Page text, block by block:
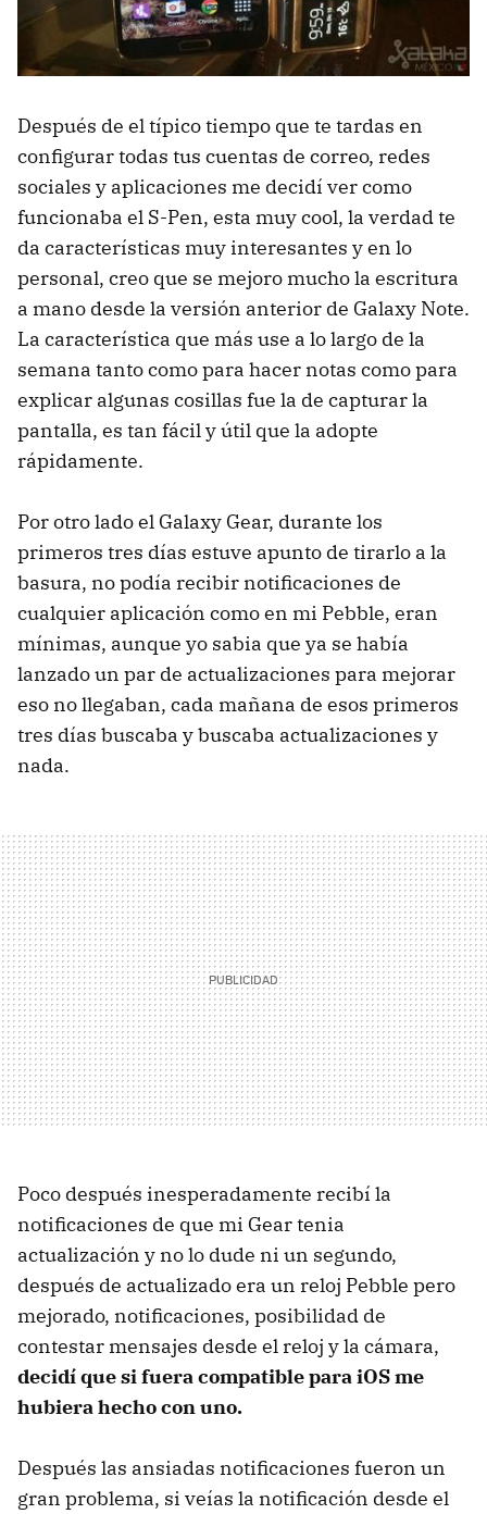
Después de el típico tiempo que te tardas en
configurar todas tus cuentas de correo, redes
sociales y aplicaciones me decidí ver como
funcionaba el S-Pen, esta muy cool, la verdad te
da características muy interesantes y en lo
personal, creo que se mejoro mucho la escritura
a mano desde la versión anterior de Galaxy Note.
La característica que más use a lo largo de la
semana tanto como para hacer notas como para
explicar algunas cosillas fue la de capturar la
pantalla, es tan fácil y útil que la adopte
rápidamente.
Por otro lado el Galaxy Gear, durante los
primeros tres días estuve apunto de tirarlo a la
basura, no podía recibir notificaciones de
cualquier aplicación como en mi Pebble, eran
mínimas, aunque yo sabia que ya se había
lanzado un par de actualizaciones para mejorar
eso no llegaban, cada mañana de esos primeros
tres días buscaba y buscaba actualizaciones y
nada.
Poco después inesperadamente recibí la
notificaciones de que mi Gear tenia
actualización y no lo dude ni un segundo,
después de actualizado era un reloj Pebble pero
mejorado, notificaciones, posibilidad de
contestar mensajes desde el reloj y la cámara,
decidí que si fuera compatible para iOS me
hubiera hecho con uno.
Después las ansiadas notificaciones fueron un
gran problema, si veías la notificación desde el